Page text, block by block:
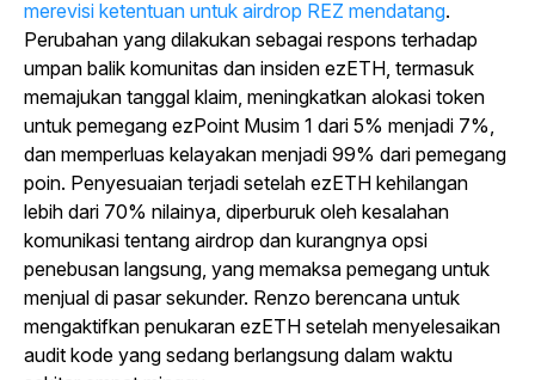
merevisi ketentuan untuk airdrop REZ mendatang.
Perubahan yang dilakukan sebagai respons terhadap
umpan balik komunitas dan insiden ezETH, termasuk
memajukan tanggal klaim, meningkatkan alokasi token
untuk pemegang ezPoint Musim 1 dari 5% menjadi 7%,
dan memperluas kelayakan menjadi 99% dari pemegang
poin. Penyesuaian terjadi setelah ezETH kehilangan
lebih dari 70% nilainya, diperburuk oleh kesalahan
komunikasi tentang airdrop dan kurangnya opsi
penebusan langsung, yang memaksa pemegang untuk
menjual di pasar sekunder. Renzo berencana untuk
mengaktifkan penukaran ezETH setelah menyelesaikan
audit kode yang sedang berlangsung dalam waktu